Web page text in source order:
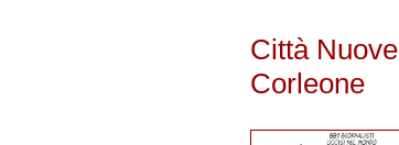
Città Nuove
Corleone